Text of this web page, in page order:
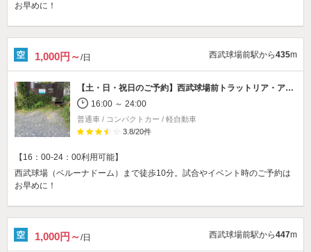
お早めに！
1,000円～/日 西武球場前駅から435m
【土・日・祝日のご予約】 西武球場前トラットリア・アドリアーノ駐車場
16:00 ～ 24:00
普通車 / コンパクトカー / 軽自動車
3.8/20件
【16：00-24：00利用可能】
西武球場（ベルーナドーム）まで徒歩10分。試合やイベント時のご予約は
お早めに！
1,000円～/日 西武球場前駅から447m